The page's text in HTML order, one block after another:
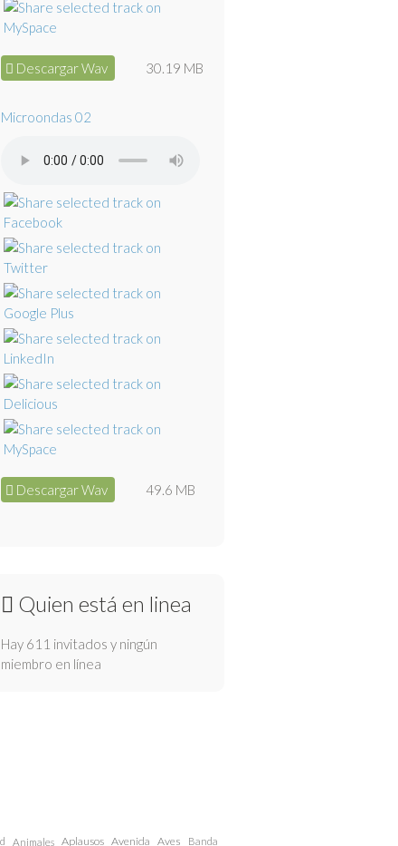
Descargar Wav 30.19 MB
Microondas 02
Descargar Wav 49.6 MB
Quien está en linea
Hay 611 invitados y ningún
miembro en línea
Animales Aplausos Avenida Aves Banda